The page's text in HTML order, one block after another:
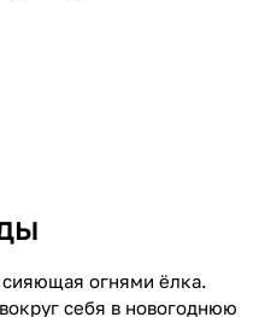
огнями ёлка.
себя в новогоднюю